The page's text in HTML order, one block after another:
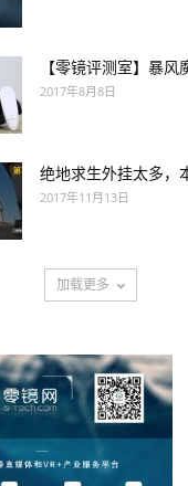
【零镜评测室】暴风
2017年8月8日
绝地求生外挂太多，
2017年11月13日
加载更多